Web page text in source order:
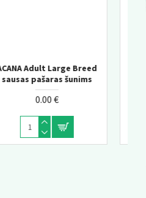
Acana Classic Red sausas
pašaras šunims
Calmatonin Paste Papildai
katėms kenčiančioms nuo